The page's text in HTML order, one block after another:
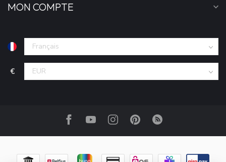
MON COMPTE
€